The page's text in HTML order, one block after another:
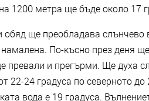
1200 метра ще бъде около 17
ще преобладава слънчево
По-късно през деня
превали и прегърми. Ще духа
22-24 градуса по северното
вода е 19 градуса.